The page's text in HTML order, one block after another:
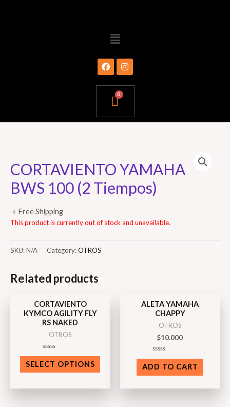
CORTAVIENTO YAMAHA
BWS 100 (2 Tiempos)
+ Free Shipping
This product is currently out of stock and unavailable.
SKU:N/A Category:OTROS
Related products
AGOTADO
CORTAVIENTO
KYMCO AGILITY FLY
RS NAKED
OTROS
Rated
0
out
of
SELECT OPTIONS
ALETA YAMAHA
CHAPPY
OTROS
$10.000
Rated
0
out
of
ADD TO CART
AGOTADO